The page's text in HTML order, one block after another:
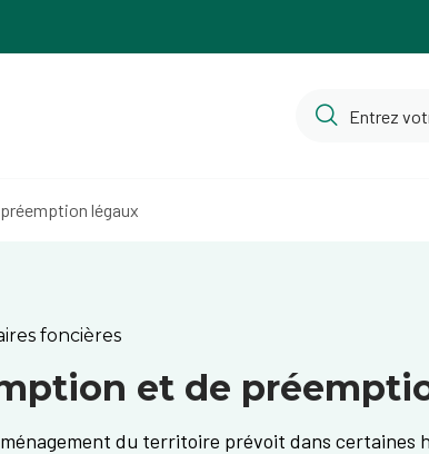
légaux
foncières
et de
du territoire prévoit dans